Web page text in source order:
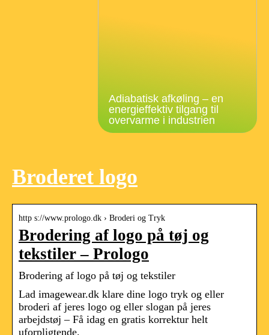
Adiabatisk afkøling – en
energieffektiv tilgang til
overvarme i industrien
Broderet logo
http s://www.prologo.dk › Broderi og Tryk
Brodering af logo på tøj og
tekstiler – Prologo
Brodering af logo på tøj og tekstiler
Lad imagewear.dk klare dine logo tryk og eller
broderi af jeres logo og eller slogan på jeres
arbejdstøj – Få idag en gratis korrektur helt
uforpligtende.